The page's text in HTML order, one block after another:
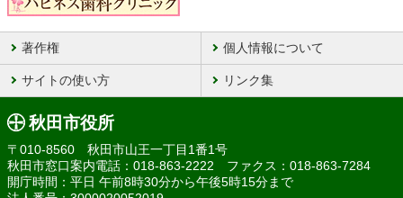
著作権 個人情報について
サイトの使い方 リンク集
秋田市役所
〒010-8560 秋田市山王一丁目1番1号
秋田市窓口案内電話：018-863-2222 ファクス：018-863-7284
開庁時間：平日 午前8時30分から午後5時15分まで